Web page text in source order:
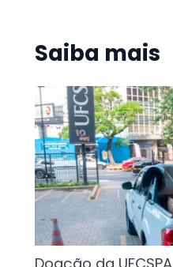
Saiba mais